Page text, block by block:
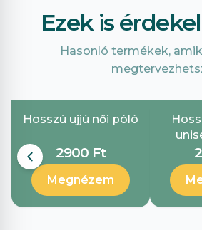
Ezek is
Hasonló termékek,
Hosszú ujjú női póló
2900 Ft
Megnézem